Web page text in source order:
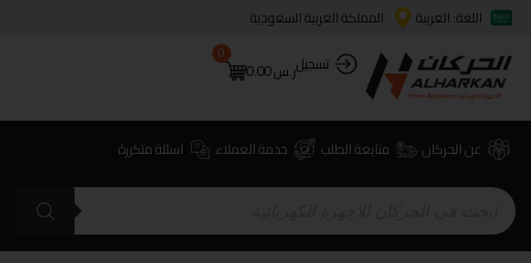
اللغة: العربية
المملكة العربية السعودية
تسجيلر.س0.00
0
عن الحركان متابعة الطلب خدمة العملاء اسئلة متكررة